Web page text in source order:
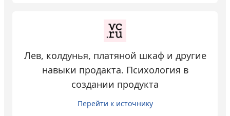
Лев, колдунья, платяной шкаф и другие
навыки продакта. Психология в
создании продукта
Перейти к источнику